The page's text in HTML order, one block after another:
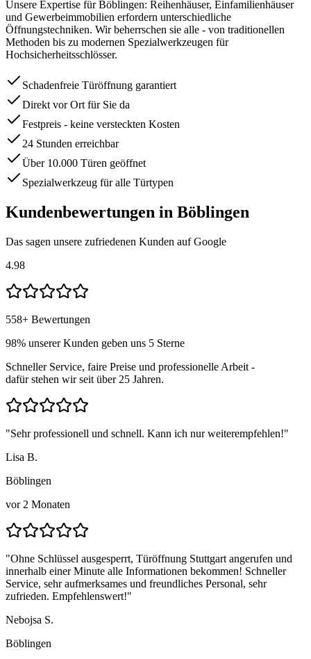
Unsere Expertise für Böblingen: Reihenhäuser, Einfamilienhäuser
und Gewerbeimmobilien erfordern unterschiedliche
Öffnungstechniken. Wir beherrschen sie alle - von traditionellen
Methoden bis zu modernen Spezialwerkzeugen für
Hochsicherheitsschlösser.
Schadenfreie Türöffnung garantiert
Direkt vor Ort für Sie da
Festpreis - keine versteckten Kosten
24 Stunden erreichbar
Über 10.000 Türen geöffnet
Spezialwerkzeug für alle Türtypen
Kundenbewertungen in Böblingen
Das sagen unsere zufriedenen Kunden auf Google
4.98
558+ Bewertungen
98% unserer Kunden geben uns 5 Sterne
Schneller Service, faire Preise und professionelle Arbeit -
dafür stehen wir seit über 25 Jahren.
"Sehr professionell und schnell. Kann ich nur weiterempfehlen!"
Lisa B.
Böblingen
vor 2 Monaten
"Ohne Schlüssel ausgesperrt, Türöffnung Stuttgart angerufen und
innerhalb einer Minute alle Informationen bekommen! Schneller
Service, sehr aufmerksames und freundliches Personal, sehr
zufrieden. Empfehlenswert!"
Nebojsa S.
Böblingen